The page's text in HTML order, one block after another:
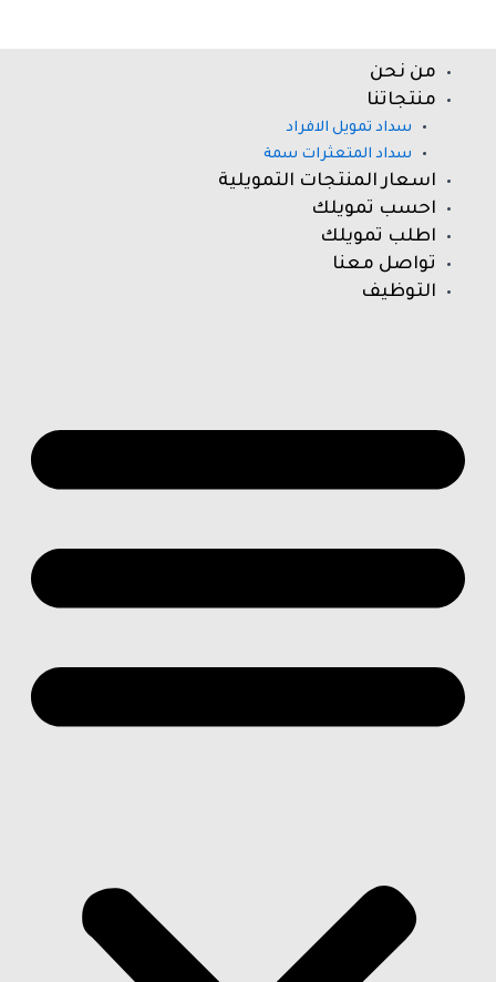
من نحن
منتجاتنا
سداد تمويل الافراد
سداد المتعثرات سمة
اسعار المنتجات التمويلية
احسب تمويلك
اطلب تمويلك
تواصل معنا
التوظيف